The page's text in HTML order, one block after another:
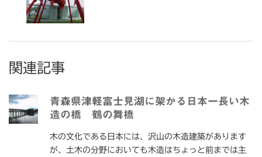
関連記事
青森県津軽富士見湖に架かる日本一長い木
造の橋 鶴の舞橋
木の文化である日本には、沢山の木造建築があります
が、土木の分野においても木造はちょっと前までは主